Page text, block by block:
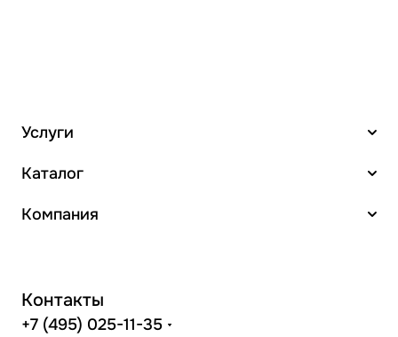
Услуги
Каталог
Компания
Контакты
+7 (495) 025-11-35